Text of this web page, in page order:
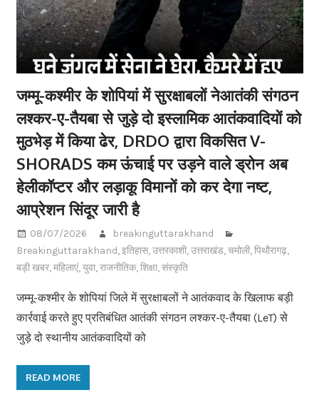
जम्मू-कश्मीर के शोपियां में सुरक्षाबलों नेआतंकी संगठन
लश्कर-ए-तैयबा से जुड़े दो इस्लामिक आतंकवादियों को
मुठभेड़ में किया ढेर, DRDO द्वारा विकसित V-
SHORADS कम ऊंचाई पर उड़ने वाले ड्रोन अब
हेलीकॉप्टर और लड़ाकू विमानों को कर देगा नष्ट,
आप्रेशन सिंदूर जारी है
08/07/2026
breakinguttarakhand
Breakinguttarakhand,इतिहास,उत्तरकाशी,उत्तराखंड,चमोली,पिथौरागढ़,
बड़ी खबर,महिलाएं,युवा,राजनीतिक,शिक्षा,संस्कृति
जम्मू-कश्मीर के शोपियां जिले में सुरक्षाबलों ने आतंकवाद के खिलाफ बड़ी
कार्रवाई करते हुए प्रतिबंधित आतंकी संगठन लश्कर-ए-तैयबा (LeT) से
जुड़े दो स्थानीय आतंकवादियों को
READ MORE